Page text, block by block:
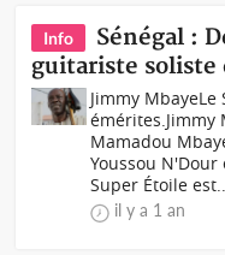
Info
Sénégal :
guitariste soliste
Jimmy Mbaye
émérites.Jimmy
Mamadou
Youssou
Super Étoile
il y a 1 an